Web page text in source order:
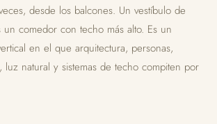
desde los balcones. Un vestíbulo de
comedor con techo más alto. Es un
en el que arquitectura, personas,
luz natural y sistemas de techo compiten por